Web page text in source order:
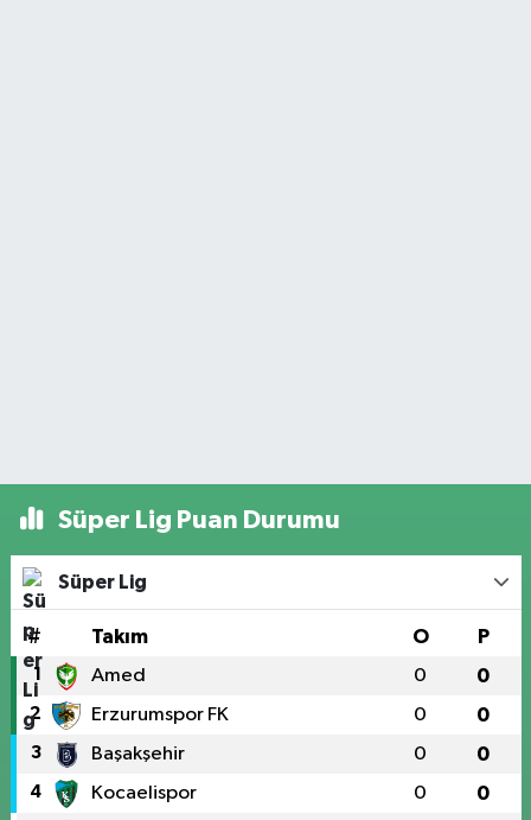
Süper Lig Puan Durumu
Süper Lig
# Takım O P
1 Amed 0 0
2 Erzurumspor FK 0 0
3 Başakşehir 0 0
4 Kocaelispor 0 0